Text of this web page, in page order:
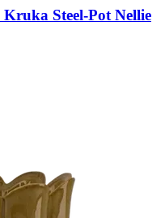
Kruka Steel-​Pot Nellie